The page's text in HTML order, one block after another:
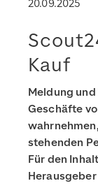
20.09.2025
Kauf
Meldung
Geschäfte
stehenden
Für den